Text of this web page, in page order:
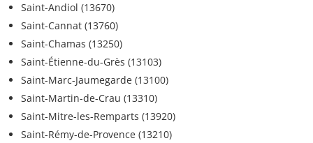
Saint-Andiol (13670)
Saint-Cannat (13760)
Saint-Chamas (13250)
Saint-Étienne-du-Grès (13103)
Saint-Marc-Jaumegarde (13100)
Saint-Martin-de-Crau (13310)
Saint-Mitre-les-Remparts (13920)
Saint-Rémy-de-Provence (13210)